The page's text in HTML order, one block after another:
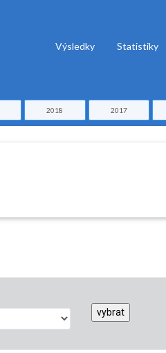
Výsledky Statistiky
2018 2017